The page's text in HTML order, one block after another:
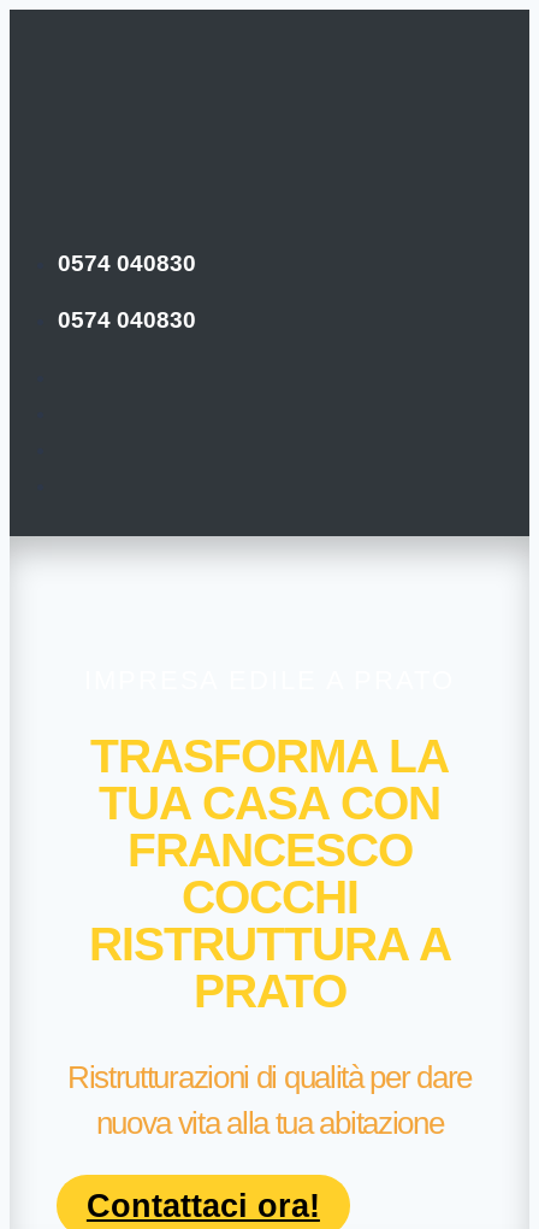
0574 040830
0574 040830
TRASFORMA LA
TUA CASA CON
FRANCESCO
COCCHI
RISTRUTTURA A
PRATO
Ristrutturazioni di qualità per dare
nuova vita alla tua abitazione
Contattaci ora!